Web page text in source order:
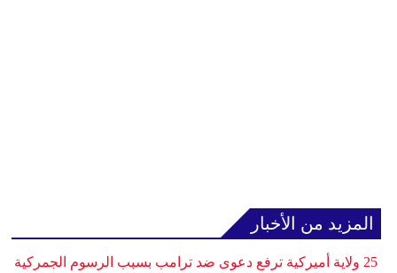
المزيد من الأخبار
25 ولاية أميركية ترفع دعوى ضد ترامب بسبب الرسوم الجمركية